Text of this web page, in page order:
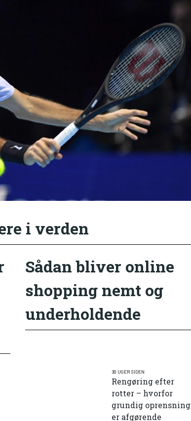
i verden
Sådan bliver online
shopping nemt og
underholdende
30 UGER SIDEN
Rengøring efter
rotter – hvorfor
grundig oprensning
er afgørende